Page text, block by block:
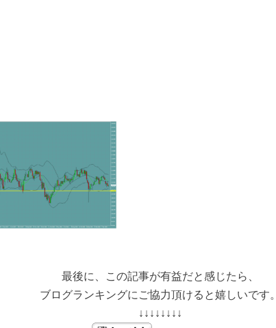
最後に、この記事が有益だと感じたら、
ブログランキングにご協力頂けると嬉しいです。
↓↓↓↓↓↓↓↓